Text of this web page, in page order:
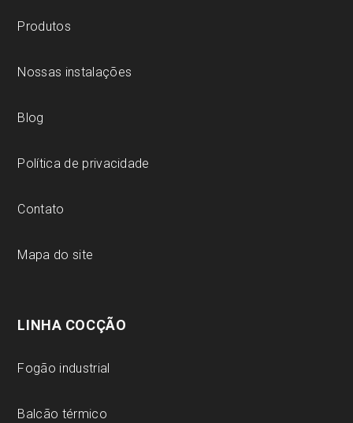
Produtos
Nossas instalações
Blog
Política de privacidade
Contato
Mapa do site
LINHA COCÇÃO
Fogão industrial
Balcão térmico